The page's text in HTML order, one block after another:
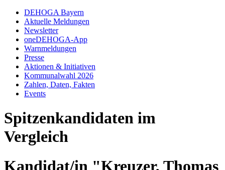
DEHOGA Bayern
Aktuelle Meldungen
Newsletter
oneDEHOGA-App
Warnmeldungen
Presse
Aktionen & Initiativen
Kommunalwahl 2026
Zahlen, Daten, Fakten
Events
Spitzenkandidaten im
Vergleich
Kandidat/in "Kreuzer, Thomas